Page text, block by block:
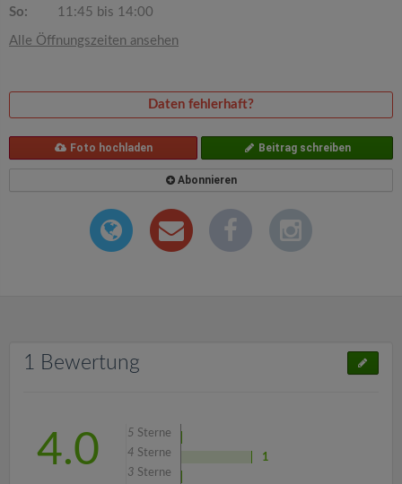
So:
11:45 bis 14:00
Alle Öffnungszeiten ansehen
Daten fehlerhaft?
Foto hochladen Beitrag schreiben
Abonnieren
1 Bewertung
4.0 5 Sterne
4 Sterne
1
3 Sterne
n